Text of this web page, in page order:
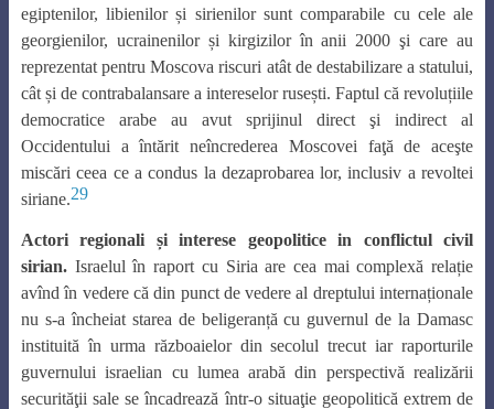
egiptenilor, libienilor și sirienilor sunt comparabile cu cele ale
georgienilor, ucrainenilor și kirgizilor în anii 2000 şi care au
reprezentat pentru Moscova riscuri atât de destabilizare a statului,
cât și de contrabalansare a intereselor rusești. Faptul că revoluțiile
democratice arabe au avut sprijinul direct şi indirect al
Occidentului a întărit neîncrederea Moscovei faţă de aceşte
miscări ceea ce a condus la dezaprobarea lor, inclusiv a revoltei
siriane.29
Actori regionali și interese geopolitice in conflictul civil
sirian.Israelul în raport cu Siria are cea mai complexă relație
avînd în vedere că din punct de vedere al dreptului internaționale
nu s-a încheiat starea de beligeranță cu guvernul de la Damasc
instituită în urma războaielor din secolul trecut iar raporturile
guvernului israelian cu lumea arabă din perspectivă realizării
securităţii sale se încadrează într-o situaţie geopolitică extrem de